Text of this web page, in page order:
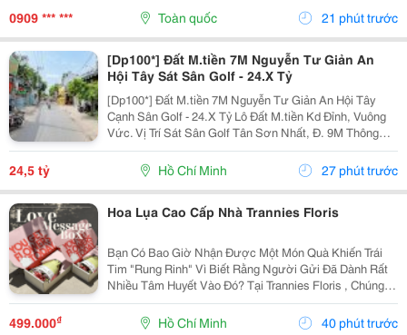
Tượng Phù Hợp. Nếu Bạn Đang Băn Khoăn So Sánh
Bình Giữ Nhiệt...
0909 *** *** Toàn quốc 21 phút trước
[Dp100*] Đất M.tiền 7M Nguyễn Tư Giản An
Hội Tây Sát Sân Golf - 24.X Tỷ
[Dp100*] Đất M.tiền 7M Nguyễn Tư Giản An Hội Tây
Cạnh Sân Golf - 24.X Tỷ Lô Đất M.tiền Kd Đỉnh, Vuông
Vức. Vị Trí Sát Sân Golf Tân Sơn Nhất, Đ. 9M Thông
Thoáng. Diện Tích: 230M&Sup2; (7X33M, Có
176M&Sup2; Thổ Cư), Đất Trống Tiện Xây Mới. Giá:...
24,5 tỷ Hồ Chí Minh 27 phút trước
Hoa Lụa Cao Cấp Nhà Trannies Floris
Bạn Có Bao Giờ Nhận Được Một Món Quà Khiến Trái
Tim "Rung Rinh" Vì Biết Rằng Người Gửi Đã Dành Rất
Nhiều Tâm Huyết Vào Đó? Tại Trannies Floris , Chúng
Mình Tin Rằng Hoa Không Chỉ Là Vật Trang Trí Vô Tri.
Mỗi Bó Hoa, Mỗi Hộp Quà Đều Là Một Thông...
499.000₫ Hồ Chí Minh 40 phút trước